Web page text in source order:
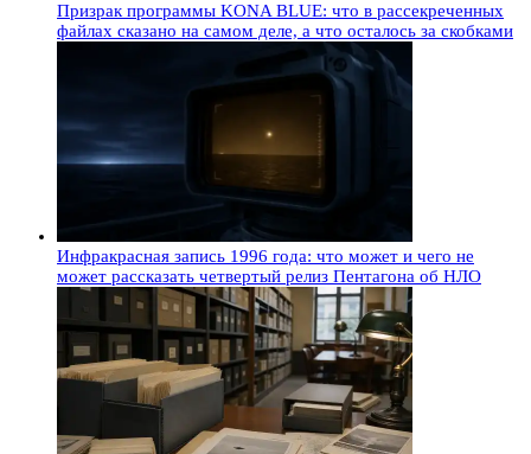
Призрак программы KONA BLUE: что в рассекреченных
файлах сказано на самом деле, а что осталось за скобками
Инфракрасная запись 1996 года: что может и чего не
может рассказать четвертый релиз Пентагона об НЛО